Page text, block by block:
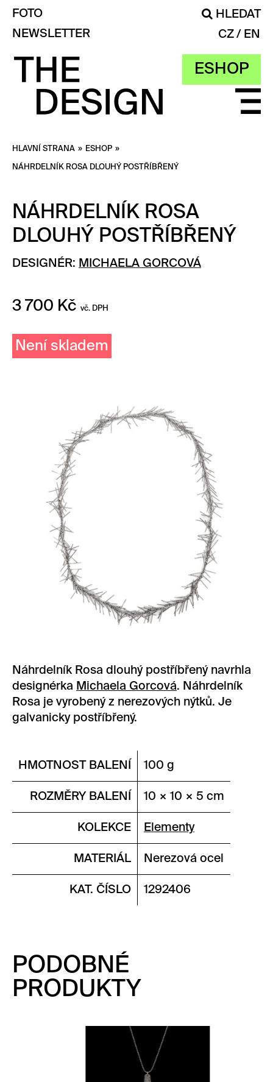
ESHOP
FOTO
HLEDAT
NEWSLETTER
CZ EN
HLAVNÍ STRANA » ESHOP »
NÁHRDELNÍK ROSA DLOUHÝ POSTŘÍBŘENÝ
NÁHRDELNÍK ROSA
DLOUHÝ POSTŘÍBŘENÝ
DESIGNÉR: MICHAELA GORCOVÁ
3 700 Kč vč. DPH
Není skladem
Náhrdelník Rosa dlouhý postříbřený navrhla
designérka Michaela Gorcová. Náhrdelník
Rosa je vyrobený z nerezových nýtků. Je
galvanicky postříbřený.
HMOTNOST BALENÍ 100 g
ROZMĚRY BALENÍ 10 × 10 × 5 cm
KOLEKCE Elementy
MATERIÁL Nerezová ocel
KAT. ČÍSLO 1292406
PODOBNÉ
PRODUKTY